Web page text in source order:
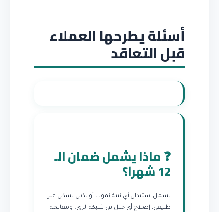
أسئلة يطرحها العملاء
قبل التعاقد
❓ ماذا يشمل ضمان الـ
12 شهراً؟
يشمل استبدال أي نبتة تموت أو تذبل بشكل غير
طبيعي، إصلاح أي خلل في شبكة الري، ومعالجة